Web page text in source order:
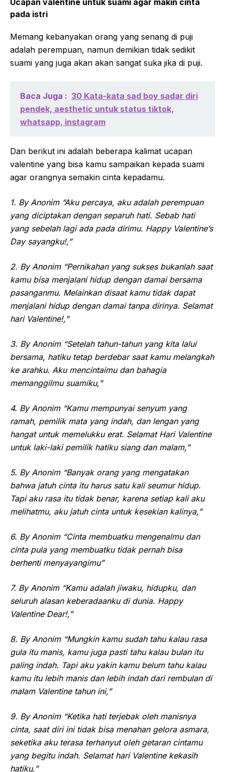
Ucapan valentine untuk suami agar makin cinta
pada istri
Memang kebanyakan orang yang senang di puji
adalah perempuan, namun demikian tidak sedikit
suami yang juga akan akan sangat suka jika di puji.
Baca Juga : 30 Kata-kata sad boy sadar diri
pendek, aesthetic untuk status tiktok,
whatsapp, instagram
Dan berikut ini adalah beberapa kalimat ucapan
valentine yang bisa kamu sampaikan kepada suami
agar orangnya semakin cinta kepadamu.
1. By Anonim “Aku percaya, aku adalah perempuan
yang diciptakan dengan separuh hati. Sebab hati
yang sebelah lagi ada pada dirimu. Happy Valentine’s
Day sayangku!,”
2. By Anonim “Pernikahan yang sukses bukanlah saat
kamu bisa menjalani hidup dengan damai bersama
pasanganmu. Melainkan disaat kamu tidak dapat
menjalani hidup dengan damai tanpa dirinya. Selamat
hari Valentine!,”
3. By Anonim “Setelah tahun-tahun yang kita lalui
bersama, hatiku tetap berdebar saat kamu melangkah
ke arahku. Aku mencintaimu dan bahagia
memanggilmu suamiku,”
4. By Anonim “Kamu mempunyai senyum yang
ramah, pemilik mata yang indah, dan lengan yang
hangat untuk memelukku erat. Selamat Hari Valentine
untuk laki-laki pemilik hatiku siang dan malam,”
5. By Anonim “Banyak orang yang mengatakan
bahwa jatuh cinta itu harus satu kali seumur hidup.
Tapi aku rasa itu tidak benar, karena setiap kali aku
melihatmu, aku jatuh cinta untuk kesekian kalinya,”
6. By Anonim “Cinta membuatku mengenalmu dan
cinta pula yang membuatku tidak pernah bisa
berhenti menyayangimu”
7. By Anonim “Kamu adalah jiwaku, hidupku, dan
seluruh alasan keberadaanku di dunia. Happy
Valentine Dear!,”
8. By Anonim “Mungkin kamu sudah tahu kalau rasa
gula itu manis, kamu juga pasti tahu kalau bulan itu
paling indah. Tapi aku yakin kamu belum tahu kalau
kamu itu lebih manis dan lebih indah dari rembulan di
malam Valentine tahun ini,”
9. By Anonim “Ketika hati terjebak oleh manisnya
cinta, saat diri ini tidak bisa menahan gelora asmara,
seketika aku terasa terhanyut oleh getaran cintamu
yang begitu indah. Selamat hari Valentine kekasih
hatiku,”